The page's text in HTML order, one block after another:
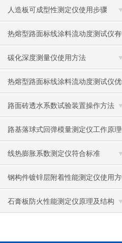
应用
人造板可成型性测定仪使用步骤
热熔型路面标线涂料流动度测试仪有
什么用？
碳化深度测量仪使用方法
热熔型路面标线涂料流动度测试仪优
势
路面砖透水系数试验装置操作方法
路基落球式回弹模量测定仪工作原理
及使用方法
线热膨胀系数测定仪符合标准
钢构件镀锌层附着性能测定仪使用方
法
石膏板防火性能测定仪原理及结构